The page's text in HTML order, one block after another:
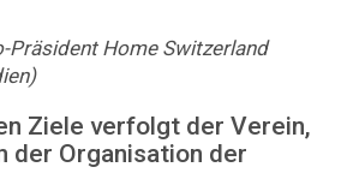
Präsident Home Switzerland
Ziele verfolgt der Verein,
der Organisation der